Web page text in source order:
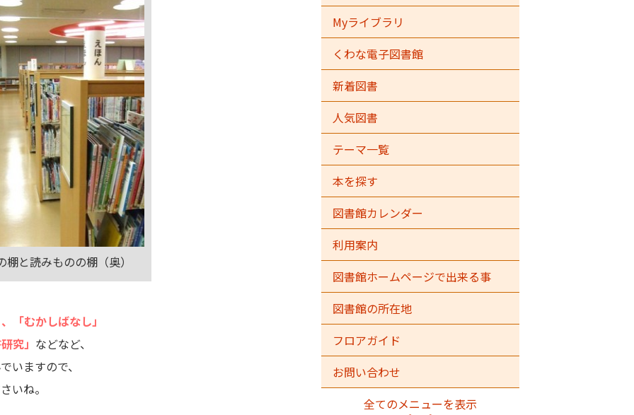
棚と読みものの棚（奥）
「むかしばなし」
究」 などなど、
いますので、
いね。
Myライブラリ
くわな電子図書館
新着図書
人気図書
テーマ一覧
本を探す
図書館カレンダー
利用案内
図書館ホームページで出来る事
図書館の所在地
フロアガイド
お問い合わせ
全てのメニューを表示